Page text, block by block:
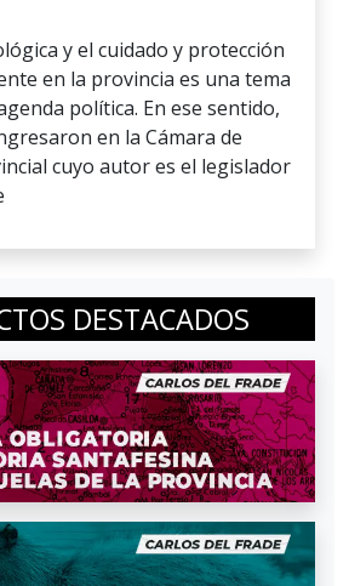
y el cuidado y protección
en la provincia es una tema
política. En ese sentido,
en la Cámara de
cuyo autor es el legislador
DESTACADOS